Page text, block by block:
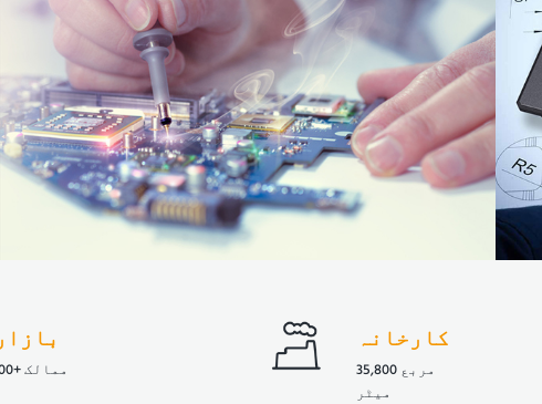
بازار
100+ ممالک
کارخانہ
35,800 مربع
میٹر